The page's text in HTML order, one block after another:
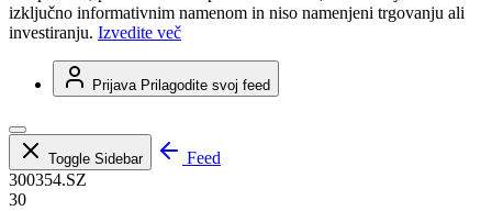
izključno informativnim namenom in niso namenjeni trgovanju ali
investiranju. Izvedite več
Prijava Prilagodite svoj feed
Toggle Sidebar
Feed
300354.SZ
30